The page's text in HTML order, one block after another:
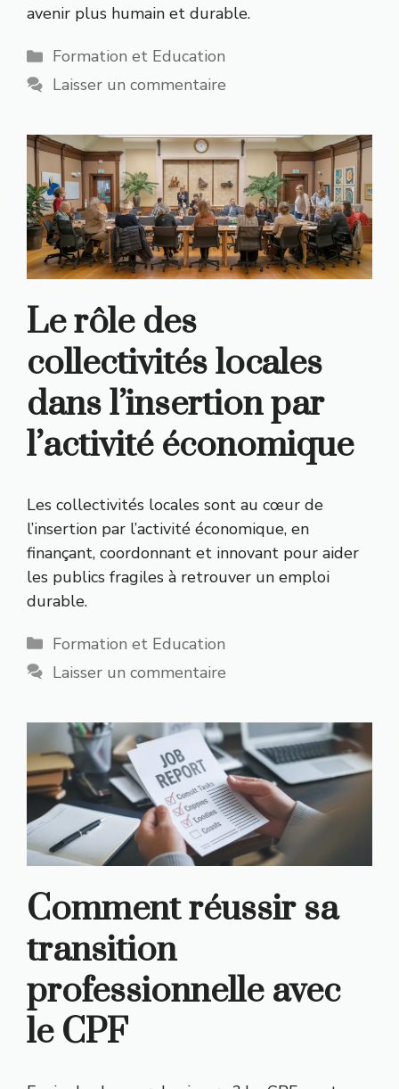
avenir plus humain et durable.
Catégories
Formation et Education
Laisser un commentaire
Le rôle des
collectivités locales
dans l’insertion par
l’activité économique
Les collectivités locales sont au cœur de
l’insertion par l’activité économique, en
finançant, coordonnant et innovant pour aider
les publics fragiles à retrouver un emploi
durable.
Catégories
Formation et Education
Laisser un commentaire
Comment réussir sa
transition
professionnelle avec
le CPF